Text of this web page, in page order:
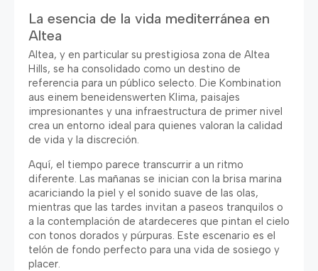
La esencia de la vida mediterránea en
Altea
Altea, y en particular su prestigiosa zona de Altea
Hills, se ha consolidado como un destino de
referencia para un público selecto. Die Kombination
aus einem beneidenswerten Klima, paisajes
impresionantes y una infraestructura de primer nivel
crea un entorno ideal para quienes valoran la calidad
de vida y la discreción.
Aquí, el tiempo parece transcurrir a un ritmo
diferente. Las mañanas se inician con la brisa marina
acariciando la piel y el sonido suave de las olas,
mientras que las tardes invitan a paseos tranquilos o
a la contemplación de atardeceres que pintan el cielo
con tonos dorados y púrpuras. Este escenario es el
telón de fondo perfecto para una vida de sosiego y
placer.